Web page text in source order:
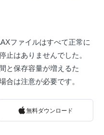
ファイルはすべて正常に
止はありませんでした。
と保存容量が増えるた
合は注意が必要です。
無料ダウンロード